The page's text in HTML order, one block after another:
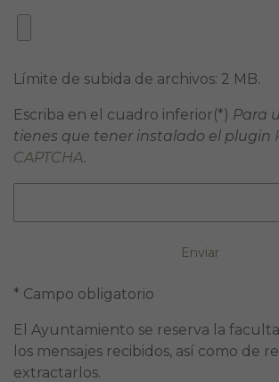
Límite de subida de archivos: 2 MB.
Escriba en el cuadro inferior(*) Para
tienes que tener instalado el plugin
CAPTCHA.
* Campo obligatorio
El Ayuntamiento se reserva la
los mensajes recibidos, así como de
extractarlos.